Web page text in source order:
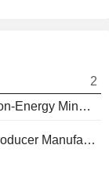
2
Non-Energy Minerals
Producer Manufacturing